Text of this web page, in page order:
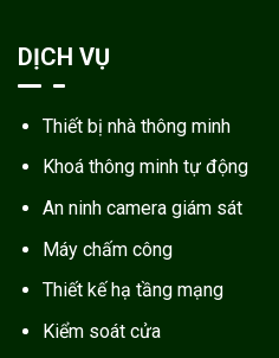
DỊCH VỤ
Thiết bị nhà thông minh
Khoá thông minh tự động
An ninh camera giám sát
Máy chấm công
Thiết kế hạ tầng mạng
Kiểm soát cửa